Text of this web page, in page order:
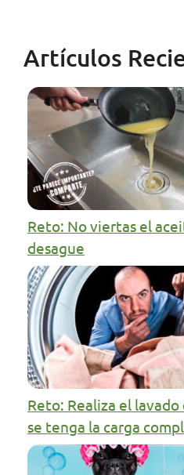
Artículos
Reto: No viertas el
desague
Reto: Realiza el
se tenga la carga